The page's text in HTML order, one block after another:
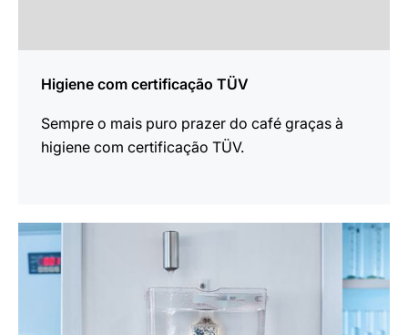
Higiene com certificação TÜV
Sempre o mais puro prazer do café graças à
higiene com certificação TÜV.
mais
informações